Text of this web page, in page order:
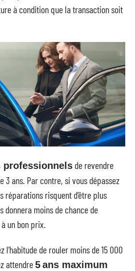
à condition que la transaction soit
professionnels de revendre
3 ans. Par contre, si vous dépassez
réparations risquent d’être plus
donnera moins de chance de
un bon prix.
l’habitude de rouler moins de 15 000
attendre5ans maximum